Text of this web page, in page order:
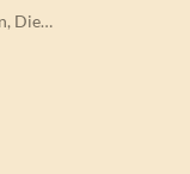
Die…